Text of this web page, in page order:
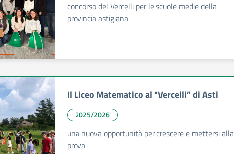
concorso del Vercelli per le scuole medie della
provincia astigiana
Il Liceo Matematico al “Vercelli” di Asti
2025/2026
una nuova opportunità per crescere e mettersi alla
prova